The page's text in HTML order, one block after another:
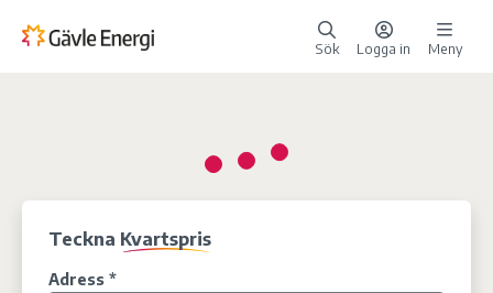
Sök Logga in Meny
Teckna Kvartspris
Adress *